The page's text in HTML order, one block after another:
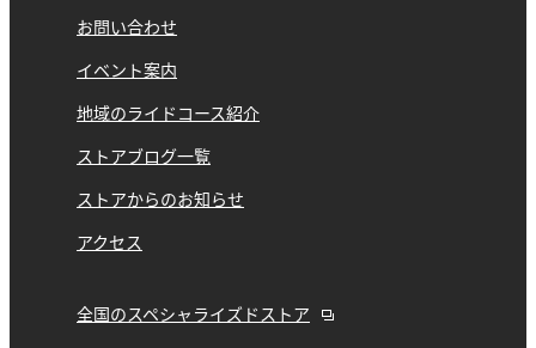
お問い合わせ
イベント案内
地域のライドコース紹介
ストアブログ一覧
ストアからのお知らせ
アクセス
全国のスペシャライズドストア